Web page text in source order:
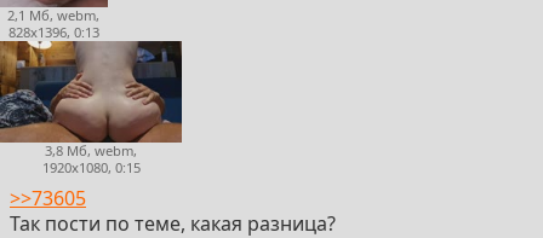
2,1 Мб, webm,
828x1396, 0:13
3,8 Мб, webm,
1920x1080, 0:15
>>73605
Так пости по теме, какая разница?